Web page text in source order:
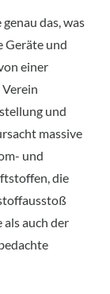
das, was
Geräte und
einer
und
massive
und
die
auch der